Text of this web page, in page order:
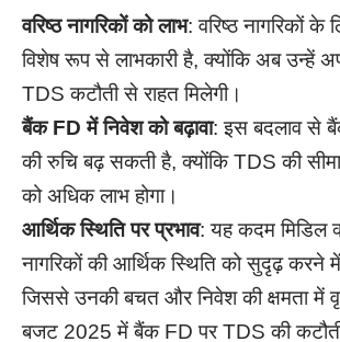
वरिष्ठ नागरिकों को लाभ: वरिष्ठ नागरिकों के
विशेष रूप से लाभकारी है, क्योंकि अब उन्हें
TDS कटौती से राहत मिलेगी।
बैंक FD में निवेश को बढ़ावा: इस बदलाव से
की रुचि बढ़ सकती है, क्योंकि TDS की
को अधिक लाभ होगा।
आर्थिक स्थिति पर प्रभाव: यह कदम मिडिल
नागरिकों की आर्थिक स्थिति को सुदृढ़ करने
जिससे उनकी बचत और निवेश की क्षमता में
बजट 2025 में बैंक FD पर TDS की कटौती